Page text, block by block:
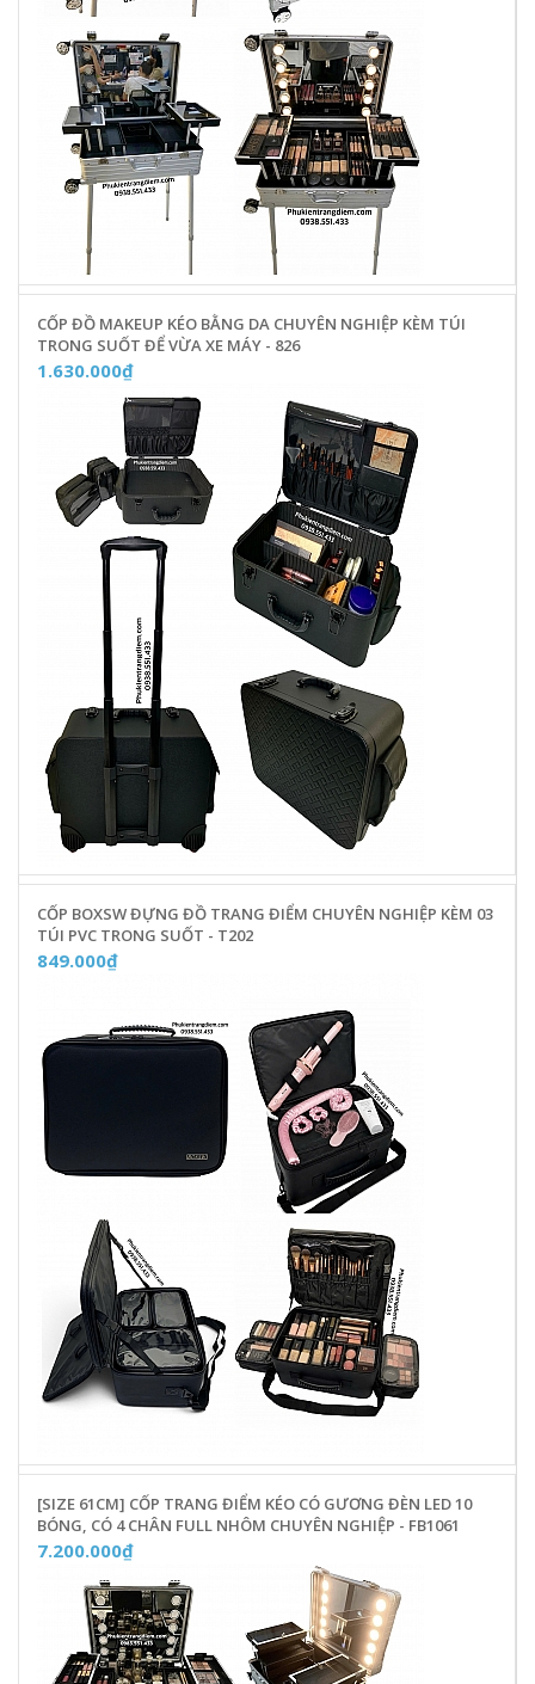
CỐP ĐỒ MAKEUP KÉO BẰNG DA CHUYÊN NGHIỆP KÈM TÚI
TRONG SUỐT ĐỂ VỪA XE MÁY - 826
1.630.000₫
CỐP BOXSW ĐỰNG ĐỒ TRANG ĐIỂM CHUYÊN NGHIỆP KÈM 03
TÚI PVC TRONG SUỐT - T202
849.000₫
[SIZE 61CM] CỐP TRANG ĐIỂM KÉO CÓ GƯƠNG ĐÈN LED 10
BÓNG, CÓ 4 CHÂN FULL NHÔM CHUYÊN NGHIỆP - FB1061
7.200.000₫